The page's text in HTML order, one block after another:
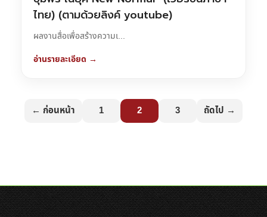
ไทย) (ตามด้วยลิงค์ youtube)
ผลงานสื่อเพื่อสร้างความเ...
อ่านรายละเอียด →
← ก่อนหน้า 1 2 3 ถัดไป →